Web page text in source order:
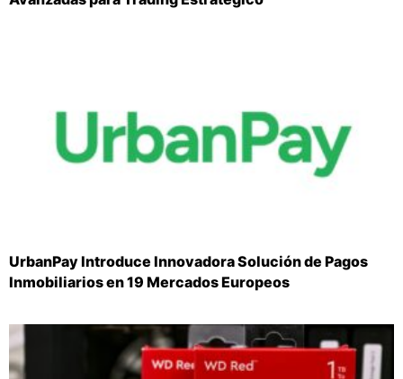
UrbanPay Introduce Innovadora Solución de Pagos
Inmobiliarios en 19 Mercados Europeos